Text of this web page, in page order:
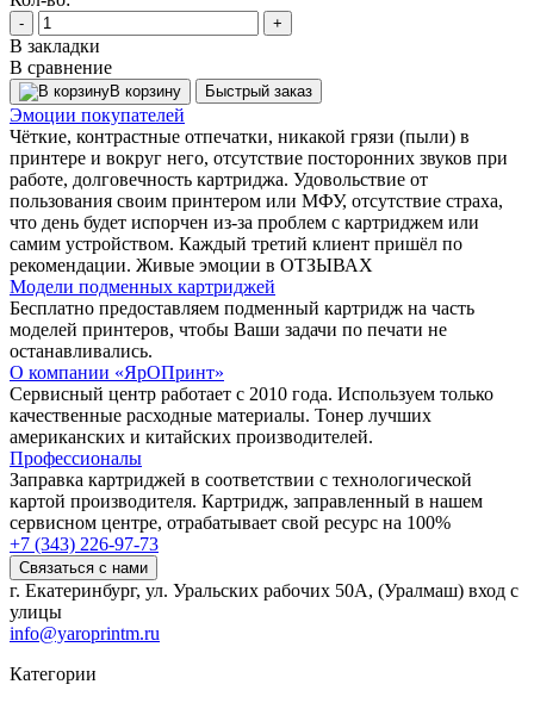
- +
В закладки
В сравнение
В корзину Быстрый заказ
Эмоции покупателей
Чёткие, контрастные отпечатки, никакой грязи (пыли) в
принтере и вокруг него, отсутствие посторонних звуков при
работе, долговечность картриджа. Удовольствие от
пользования своим принтером или МФУ, отсутствие страха,
что день будет испорчен из-за проблем с картриджем или
самим устройством. Каждый третий клиент пришёл по
рекомендации. Живые эмоции в ОТЗЫВАХ
Модели подменных картриджей
Бесплатно предоставляем подменный картридж на часть
моделей принтеров, чтобы Ваши задачи по печати не
останавливались.
О компании «ЯрОПринт»
Сервисный центр работает с 2010 года. Используем только
качественные расходные материалы. Тонер лучших
американских и китайских производителей.
Профессионалы
Заправка картриджей в соответствии с технологической
картой производителя. Картридж, заправленный в нашем
сервисном центре, отрабатывает свой ресурс на 100%
+7 (343) 226-97-73
Связаться с нами
г. Екатеринбург, ул. Уральских рабочих 50А, (Уралмаш) вход с
улицы
info@yaroprintm.ru
Категории